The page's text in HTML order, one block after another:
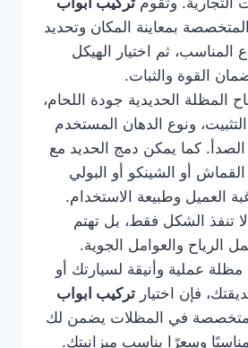
المتخصصة بمعاينة المكان وتحديد
المناسب، ثم اختيار الهيكل
القوة والثبات.
المظلة الحديدية جودة اللحام،
ونوع الدهان المستخدم
كما يمكن دمج الحديد مع
أو الشينكو أو البولي
العميل وطبيعة الاستخدام.
تنفذ الشكل فقط، بل تهتم
الرياح والعوامل الجوية.
مظلة عملية وأنيقة لسيارتك أو
فإن اختيار تركيب ابواب
متخصصة في المظلات يضمن لك
وسعرًا يناسب ميزانيتك.